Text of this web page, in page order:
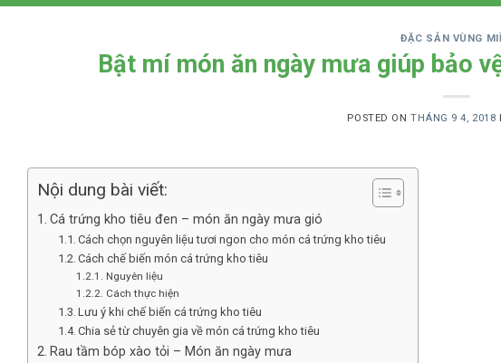
ĐẶC SẢN VÙNG
Bật mí món ăn ngày mưa giúp bảo
POSTED ONTHÁNG 9 4, 2018
Nội dung bài viết:
Cá trứng kho tiêu đen – món ăn ngày mưa gió
Cách chọn nguyên liệu tươi ngon cho món cá trứng kho tiêu
Cách chế biến món cá trứng kho tiêu
Nguyên liệu
Cách thực hiện
Lưu ý khi chế biến cá trứng kho tiêu
Chia sẻ từ chuyên gia về món cá trứng kho tiêu
Rau tầm bóp xào tỏi – Món ăn ngày mưa